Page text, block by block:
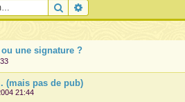
Rechercher
une signature ?
(mais pas de pub)
21:44